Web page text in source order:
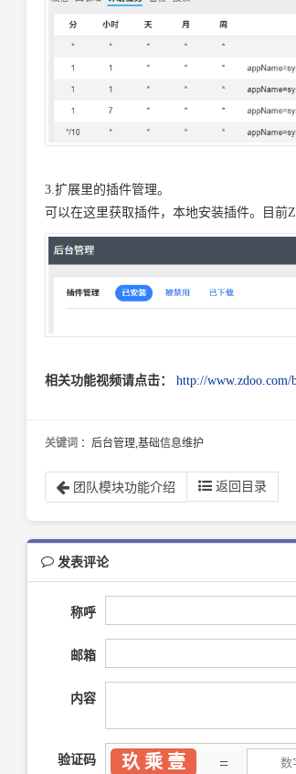
3.扩展里的插件管理。
可以在这里获取插件，本地安装插件。目前
相关功能视频请点击： http://www.zdoo.com/
关键词 ：后台管理,基础信息维护
团队模块功能介绍 返回目录
发表评论
称呼
邮箱
内容
验证码 玖 乘 壹 =